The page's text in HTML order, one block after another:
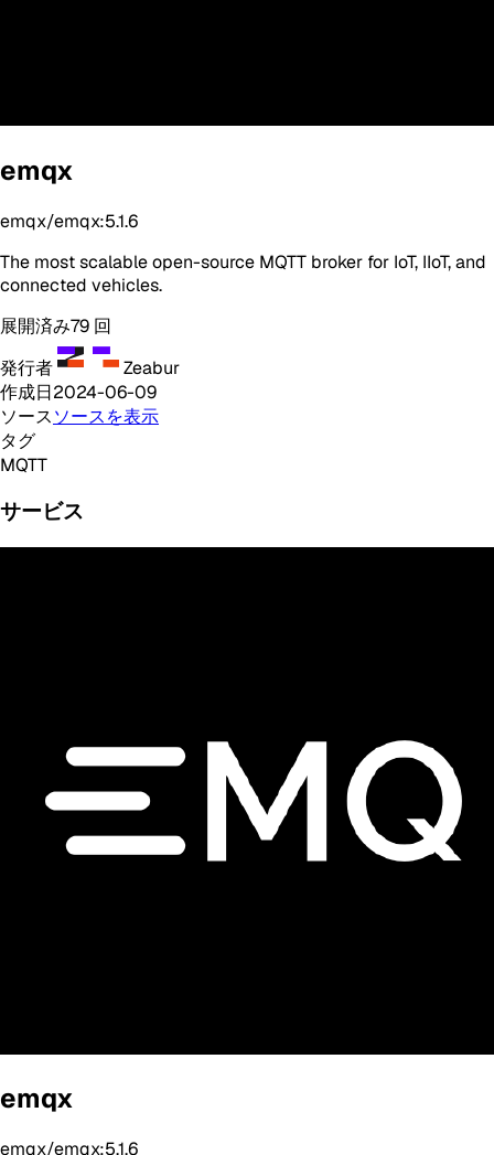
emqx
emqx/emqx:5.1.6
The most scalable open-source MQTT broker for IoT, IIoT, and
connected vehicles.
展開済み79 回
発行者
Zeabur
作成日2024-06-09
ソースソースを表示
タグ
MQTT
サービス
emqx
emqx/emqx:5.1.6